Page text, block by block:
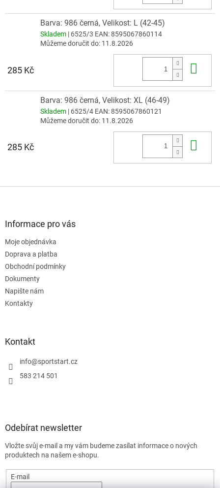
Barva: 986 černá, Velikost: L (42-45)
Skladem | 6525/3 EAN:8595067860114
Můžeme doručit do: 11.8.2026
285 Kč
Barva: 986 černá, Velikost: XL (46-49)
Skladem | 6525/4 EAN:8595067860121
Můžeme doručit do: 11.8.2026
285 Kč
Informace pro vás
Moje objednávka
Doprava a platba
Obchodní podmínky
Dokumenty
Napište nám
Kontakty
Kontakt
info@sportstart.cz
583 214 501
Odebírat newsletter
Vložte svůj e-mail a my vám budeme zasílat informace o nových
produktech na našem e-shopu.
E-mail